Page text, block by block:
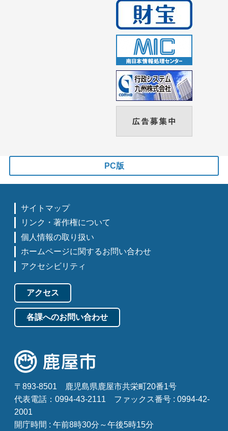
PC版
サイトマップ
リンク・著作権について
個人情報の取り扱い
ホームページに関するお問い合わせ
アクセシビリティ
アクセス
各課へのお問い合わせ
〒893-8501
鹿児島県鹿屋市共栄町20番1号
代表電話：0994-43-2111
ファックス番号 : 0994-42-
2001
開庁時間 : 午前8時30分～午後5時15分